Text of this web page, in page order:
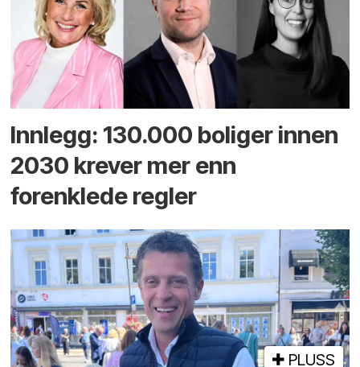
Innlegg: 130.000 boliger innen
2030 krever mer enn
forenklede regler
PLUSS